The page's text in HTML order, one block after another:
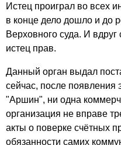
Истец проиграл во всех
в конце дело дошло и до
Верховного суда. И вдруг
истец прав.
Данный орган выдал
сейчас, после появления
"Аршин", ни одна
организация не вправе
акты о поверке счётных
обязанности самих